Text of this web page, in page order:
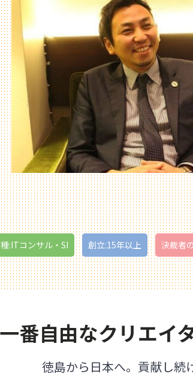
:ITコンサル・SI 創立:15年以上 決裁者
番自由なクリエイ
徳島から日本へ。貢献し続